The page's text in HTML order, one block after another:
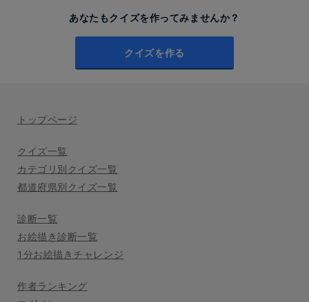
あなたもクイズを作ってみませんか？
クイズを作る
トップページ
クイズ一覧
カテゴリ別クイズ一覧
都道府県別クイズ一覧
診断一覧
お絵描き診断一覧
1分お絵描きチャレンジ
作者ランキング